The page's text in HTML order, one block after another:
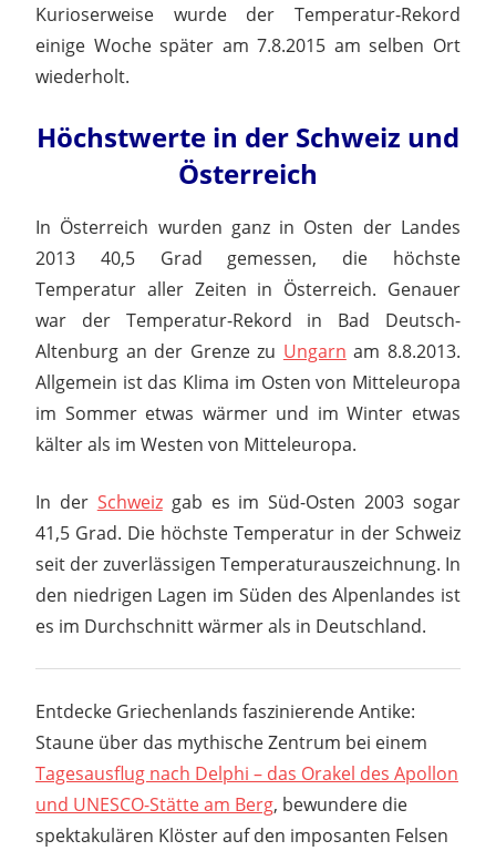
Kurioserweise wurde der Temperatur-Rekord
einige Woche später am 7.8.2015 am selben Ort
wiederholt.
Höchstwerte in der Schweiz und
Österreich
In Österreich wurden ganz in Osten der Landes
2013 40,5 Grad gemessen, die höchste
Temperatur aller Zeiten in Österreich. Genauer
war der Temperatur-Rekord in Bad Deutsch-
Altenburg an der Grenze zu Ungarn am 8.8.2013.
Allgemein ist das Klima im Osten von Mitteleuropa
im Sommer etwas wärmer und im Winter etwas
kälter als im Westen von Mitteleuropa.
In der Schweizgab es im Süd-Osten 2003 sogar
41,5 Grad. Die höchste Temperatur in der Schweiz
seit der zuverlässigen Temperaturauszeichnung. In
den niedrigen Lagen im Süden des Alpenlandes ist
es im Durchschnitt wärmer als in Deutschland.
Entdecke Griechenlands faszinierende Antike:
Staune über das mythische Zentrum bei einem
Tagesausflug nach Delphi – das Orakel des Apollon
und UNESCO-Stätte am Berg, bewundere die
spektakulären Klöster auf den imposanten Felsen